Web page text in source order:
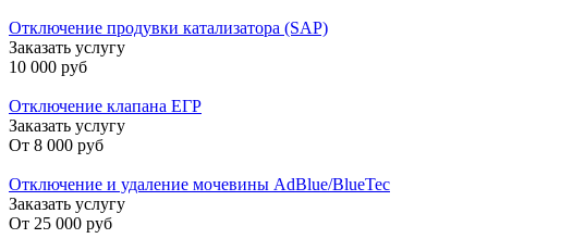
Отключение продувки катализатора (SAP)
Заказать услугу
10 000 руб
Отключение клапана ЕГР
Заказать услугу
От 8 000 руб
Отключение и удаление мочевины AdBlue/BlueTec
Заказать услугу
От 25 000 руб